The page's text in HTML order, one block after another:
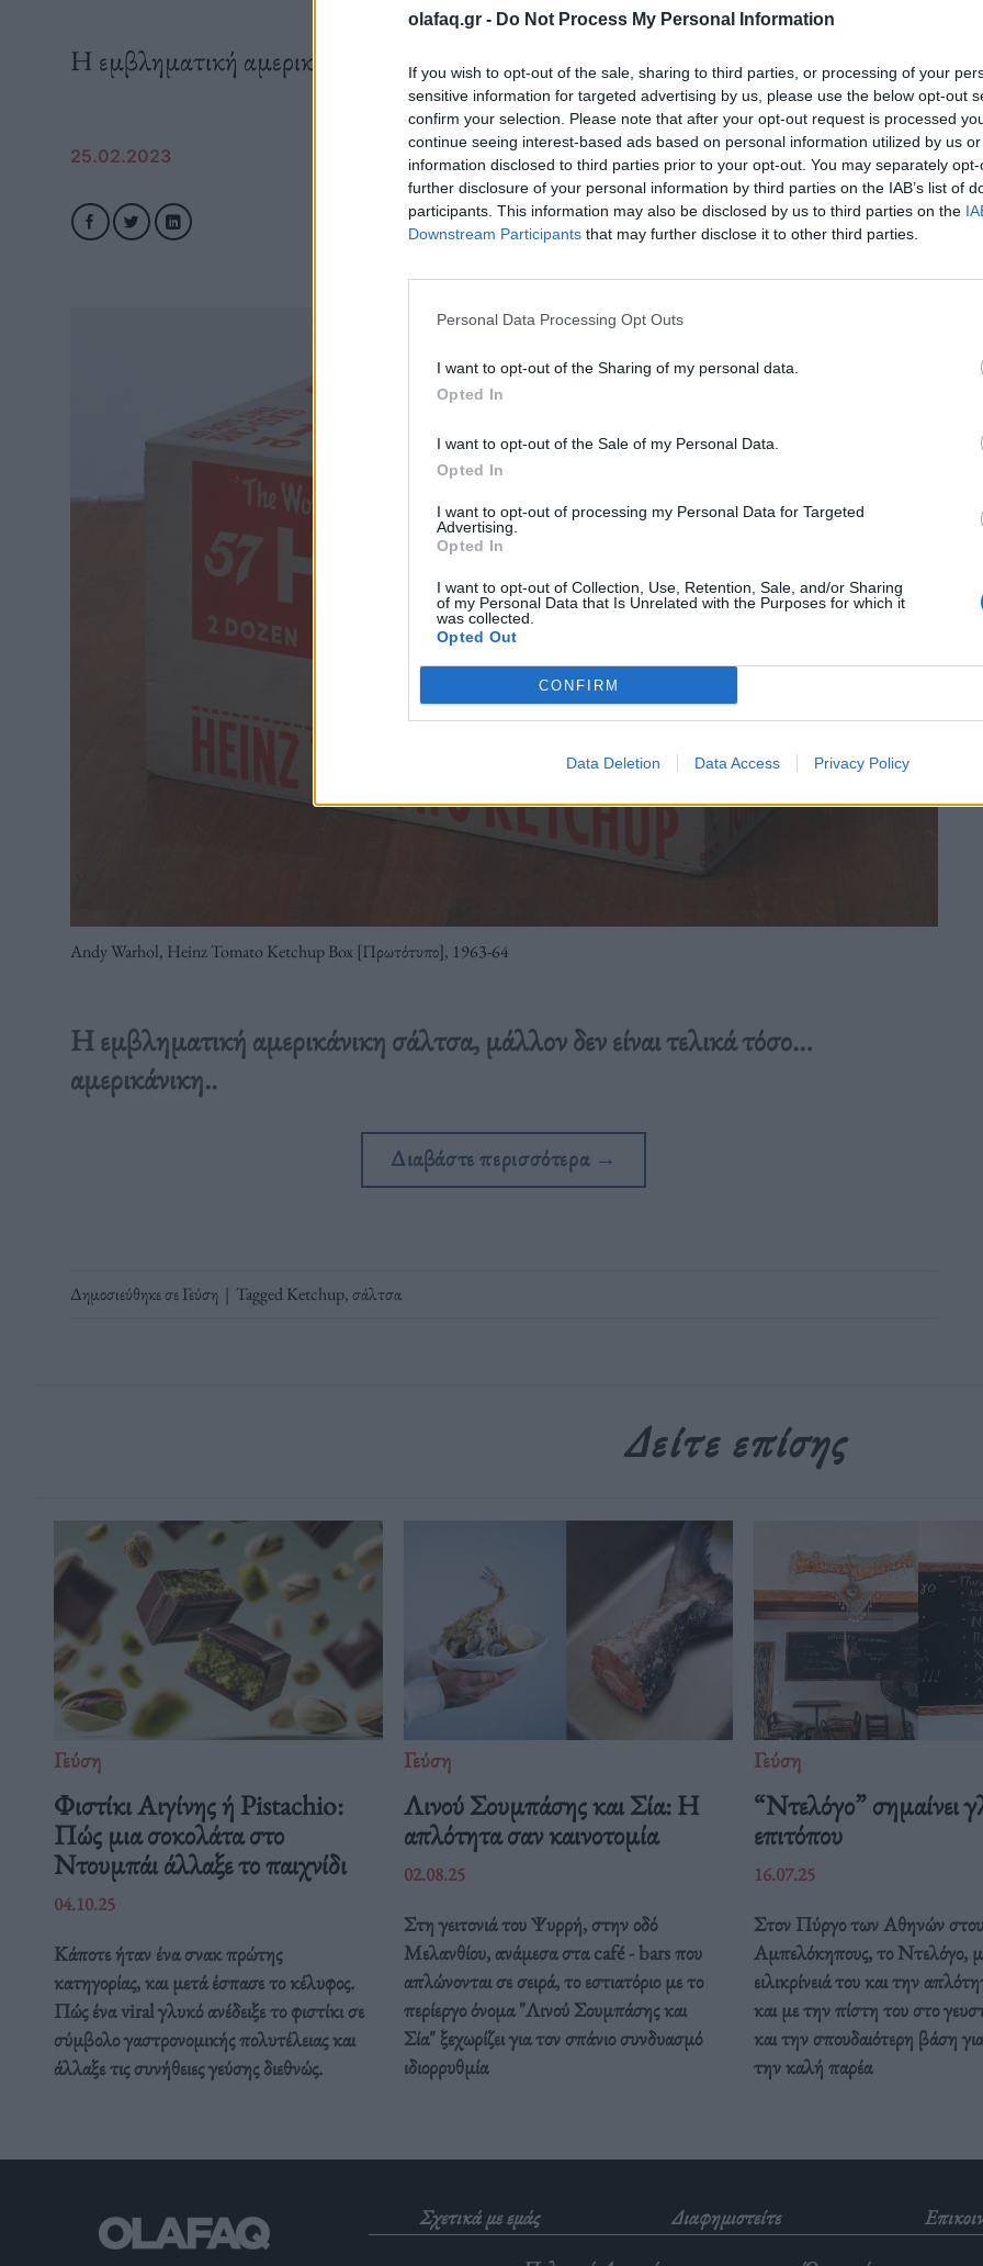
olafaq.gr - Do Not Process My Personal Information
If you wish to opt-out of the sale, sharing to third parties, or processing of your
sensitive information for targeted advertising by us, please use the below opt-out
confirm your selection. Please note that after your opt-out request is processed
continue seeing interest-based ads based on personal information utilized by us
information disclosed to third parties prior to your opt-out. You may separately
further disclosure of your personal information by third parties on the IAB’s list of
participants. This information may also be disclosed by us to third parties on the
Downstream Participants that may further disclose it to other third parties.
Personal Data Processing Opt Outs
I want to opt-out of the Sharing of my personal data.
Opted In
I want to opt-out of the Sale of my Personal Data.
Opted In
I want to opt-out of processing my Personal Data for Targeted
Advertising.
Opted In
I want to opt-out of Collection, Use, Retention, Sale, and/or Sharing
of my Personal Data that Is Unrelated with the Purposes for which it
was collected.
Opted Out
CONFIRM
Data Deletion Data Access Privacy Policy
Η εμβληματική αμερικάνικη σάλτσα, μάλλον δεν είναι τελικά τόσο... αμερικάνικη..
25.02.2023
Andy Warhol, Heinz Tomato Ketchup Box [Πρωτότυπο], 1963-64
Η εμβληματική αμερικάνικη σάλτσα, μάλλον δεν είναι τελικά τόσο…
αμερικάνικη..
Διαβάστε περισσότερα →
Δημοσιεύθηκε σεΓεύση | TaggedKetchup,σάλτσα
Δείτε επίσης
Γεύση
Φιστίκι Αιγίνης ή Pistachio:
Πώς μια σοκολάτα στο
Ντουμπάι άλλαξε το παιχνίδι
04.10.25
Κάποτε ήταν ένα σνακ πρώτης
κατηγορίας, και μετά έσπασε το κέλυφος.
Πώς ένα viral γλυκό ανέδειξε το φιστίκι σε
σύμβολο γαστρονομικής πολυτέλειας και
άλλαξε τις συνήθειες γεύσης διεθνώς.
Γεύση
Λινού Σουμπάσης και Σία: Η
απλότητα σαν καινοτομία
02.08.25
Στη γειτονιά του Ψυρρή, στην οδό
Μελανθίου, ανάμεσα στα café - bars που
απλώνονται σε σειρά, το εστιατόριο με το
περίεργο όνομα "Λινού Σουμπάσης και
Σία" ξεχωρίζει για τον σπάνιο συνδυασμό
ιδιορρυθμία
Γεύση
“Ντελόγο” σημαίνει
επιτόπου
16.07.25
Στον Πύργο των Αθηνών
Αμπελόκηπους, το Ντελόγο,
ειλικρίνειά του και την
και με την πίστη του στο
και την σπουδαιότερη βάση
την καλή παρέα
Σχετικά με εμάς Διαφημιστείτε